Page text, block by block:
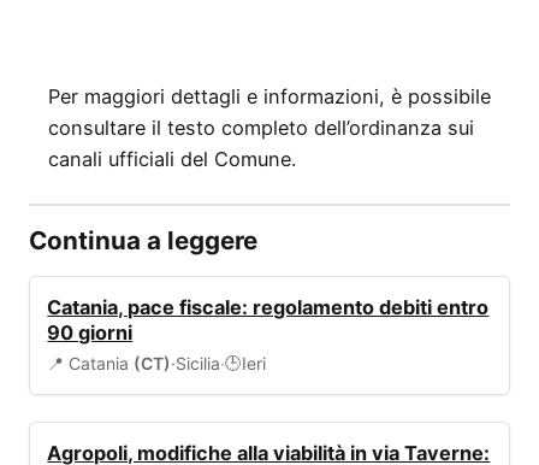
Per maggiori dettagli e informazioni, è possibile
consultare il testo completo dell’ordinanza sui
canali ufficiali del Comune.
Continua a leggere
Catania, pace fiscale: regolamento debiti entro
90 giorni
📍 Catania (CT)·Sicilia·🕒Ieri
Agropoli, modifiche alla viabilità in via Taverne: